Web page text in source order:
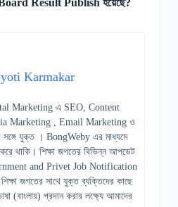
Result Publish হয়েছে?
Karmakar
Marketing এ SEO, Content
Marketing , Email Marketing ও
যুক্ত । BongWeby এর মাধ্যমে
থাকি। শিক্ষা জগতের বিভিন্ন আপডেট
and Privet Job Notification
জগতের সাথে যুক্ত ব্যক্তিদের কাছে
(বাংলায়) প্রদান করার লক্ষ্যে আমাদের